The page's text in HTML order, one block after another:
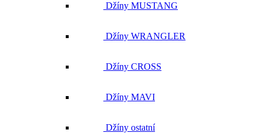
Džíny MUSTANG
Džíny WRANGLER
Džíny CROSS
Džíny MAVI
Džíny ostatní